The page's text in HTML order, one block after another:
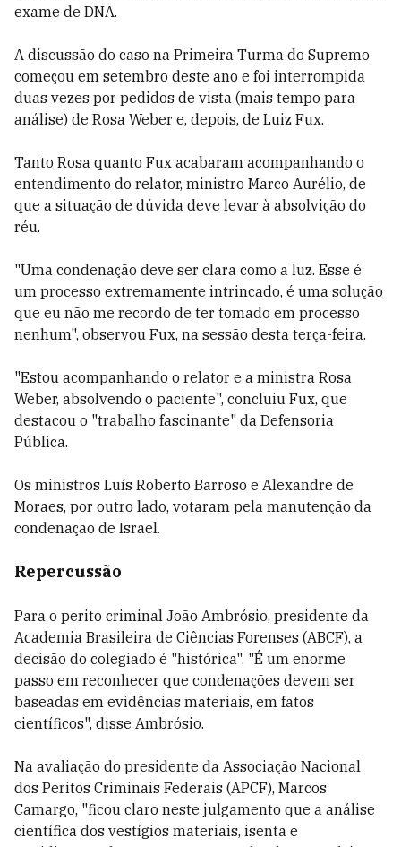
exame de DNA.
A discussão do caso na Primeira Turma do Supremo
começou em setembro deste ano e foi interrompida
duas vezes por pedidos de vista (mais tempo para
análise) de Rosa Weber e, depois, de Luiz Fux.
Tanto Rosa quanto Fux acabaram acompanhando o
entendimento do relator, ministro Marco Aurélio, de
que a situação de dúvida deve levar à absolvição do
réu.
"Uma condenação deve ser clara como a luz. Esse é
um processo extremamente intrincado, é uma solução
que eu não me recordo de ter tomado em processo
nenhum", observou Fux, na sessão desta terça-feira.
"Estou acompanhando o relator e a ministra Rosa
Weber, absolvendo o paciente", concluiu Fux, que
destacou o "trabalho fascinante" da Defensoria
Pública.
Os ministros Luís Roberto Barroso e Alexandre de
Moraes, por outro lado, votaram pela manutenção da
condenação de Israel.
Repercussão
Para o perito criminal João Ambrósio, presidente da
Academia Brasileira de Ciências Forenses (ABCF), a
decisão do colegiado é "histórica". "É um enorme
passo em reconhecer que condenações devem ser
baseadas em evidências materiais, em fatos
científicos", disse Ambrósio.
Na avaliação do presidente da Associação Nacional
dos Peritos Criminais Federais (APCF), Marcos
Camargo, "ficou claro neste julgamento que a análise
científica dos vestígios materiais, isenta e